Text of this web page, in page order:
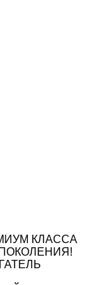
КЛАССА
ПОКОЛЕНИЯ!